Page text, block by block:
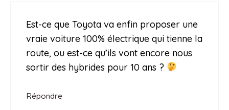
Est-ce que Toyota va enfin proposer une
vraie voiture 100% électrique qui tienne la
route, ou est-ce qu’ils vont encore nous
sortir des hybrides pour 10 ans ?
Répondre